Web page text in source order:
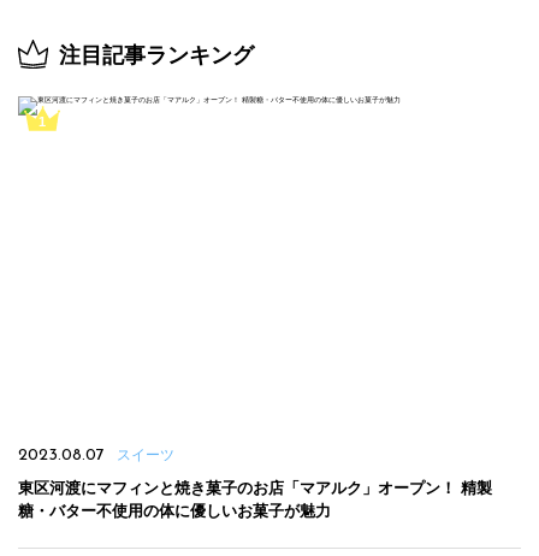
注目記事ランキング
2023.08.07 スイーツ
東区河渡にマフィンと焼き菓子のお店「マアルク」オープン！ 精製
糖・バター不使用の体に優しいお菓子が魅力